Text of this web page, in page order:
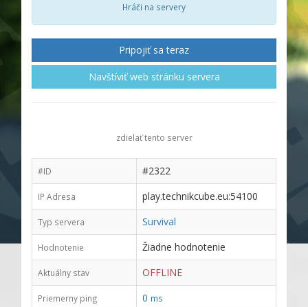
Hráči na servery
Pripojiť sa teraz
Navštíviť web stránku servera
zdielať tento server
#ID #2322
IP Adresa play.technikcube.eu:54100
Typ servera Survival
Hodnotenie Žiadne hodnotenie
Aktuálny stav OFFLINE
Priemerny ping 0 ms